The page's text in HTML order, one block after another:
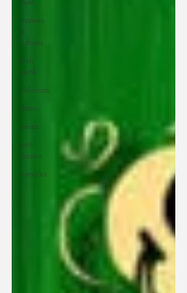
makers
e
luthiers
Irish
punk
crônicas
ritmo
séries
pint
basics
canção